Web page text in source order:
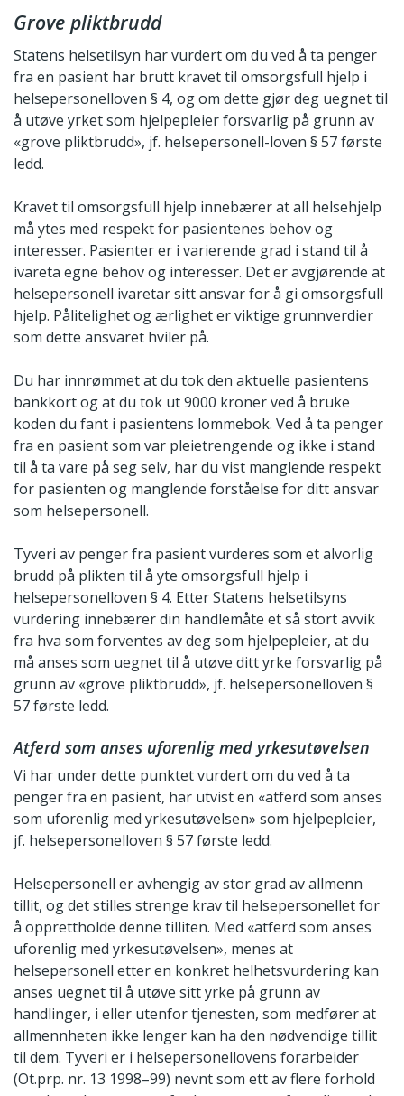
Grove pliktbrudd
Statens helsetilsyn har vurdert om du ved å ta penger
fra en pasient har brutt kravet til omsorgsfull hjelp i
helsepersonelloven § 4, og om dette gjør deg uegnet til
å utøve yrket som hjelpepleier forsvarlig på grunn av
«grove pliktbrudd», jf. helsepersonell-loven § 57 første
ledd.
Kravet til omsorgsfull hjelp innebærer at all helsehjelp
må ytes med respekt for pasientenes behov og
interesser. Pasienter er i varierende grad i stand til å
ivareta egne behov og interesser. Det er avgjørende at
helsepersonell ivaretar sitt ansvar for å gi omsorgsfull
hjelp. Pålitelighet og ærlighet er viktige grunnverdier
som dette ansvaret hviler på.
Du har innrømmet at du tok den aktuelle pasientens
bankkort og at du tok ut 9000 kroner ved å bruke
koden du fant i pasientens lommebok. Ved å ta penger
fra en pasient som var pleietrengende og ikke i stand
til å ta vare på seg selv, har du vist manglende respekt
for pasienten og manglende forståelse for ditt ansvar
som helsepersonell.
Tyveri av penger fra pasient vurderes som et alvorlig
brudd på plikten til å yte omsorgsfull hjelp i
helsepersonelloven § 4. Etter Statens helsetilsyns
vurdering innebærer din handlemåte et så stort avvik
fra hva som forventes av deg som hjelpepleier, at du
må anses som uegnet til å utøve ditt yrke forsvarlig på
grunn av «grove pliktbrudd», jf. helsepersonelloven §
57 første ledd.
Atferd som anses uforenlig med yrkesutøvelsen
Vi har under dette punktet vurdert om du ved å ta
penger fra en pasient, har utvist en «atferd som anses
som uforenlig med yrkesutøvelsen» som hjelpepleier,
jf. helsepersonelloven § 57 første ledd.
Helsepersonell er avhengig av stor grad av allmenn
tillit, og det stilles strenge krav til helsepersonellet for
å opprettholde denne tilliten. Med «atferd som anses
uforenlig med yrkesutøvelsen», menes at
helsepersonell etter en konkret helhetsvurdering kan
anses uegnet til å utøve sitt yrke på grunn av
handlinger, i eller utenfor tjenesten, som medfører at
allmennheten ikke lenger kan ha den nødvendige tillit
til dem. Tyveri er i helsepersonellovens forarbeider
(Ot.prp. nr. 13 1998–99) nevnt som ett av flere forhold